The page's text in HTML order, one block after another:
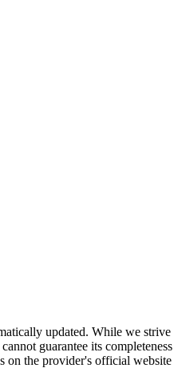
updated. While we strive
guarantee its completeness
on the provider's official website